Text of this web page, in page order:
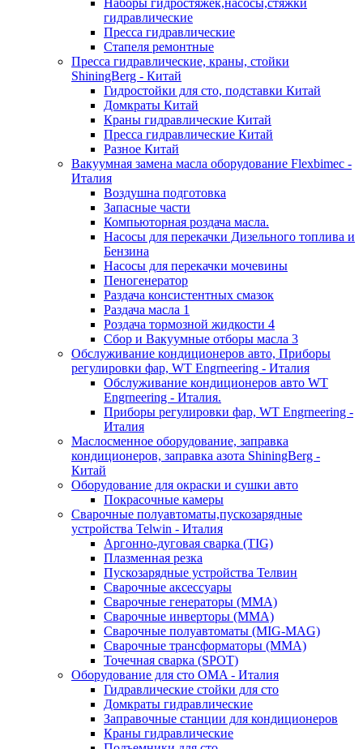
Наборы гидростяжек,насосы,стяжки
гидравлические
Пресса гидравлические
Стапеля ремонтные
Пресса гидравлические, краны, стойки
ShiningBerg - Китай
Гидростойки для сто, подставки Китай
Домкраты Китай
Краны гидравлические Китай
Пресса гидравлические Китай
Разное Китай
Вакуумная замена масла оборудование Flexbimeс -
Италия
Воздушна подготовка
Запасные части
Компьюторная роздача масла.
Насосы для перекачки Дизельного топлива и
Бензина
Насосы для перекачки мочевины
Пеногенератор
Раздача консистентных смазок
Раздача масла 1
Роздача тормозной жидкости 4
Сбор и Вакуумные отборы масла 3
Обслуживание кондиционеров авто, Приборы
регулировки фар, WT Engrneering - Италия
Обслуживание кондиционеров авто WT
Engrneering - Италия.
Приборы регулировки фар, WT Engrneering -
Италия
Маслосменное оборудование, заправка
кондиционеров, заправка азота ShiningBerg -
Китай
Оборудование для окраски и сушки авто
Покрасочные камеры
Сварочные полуавтоматы,пускозарядные
устройства Telwin - Италия
Аргонно-дуговая сварка (TIG)
Плазменная резка
Пускозарядные устройства Телвин
Сварочные аксессуары
Сварочные генераторы (MMA)
Сварочные инверторы (MMA)
Сварочные полуавтоматы (MIG-MAG)
Сварочные трансформаторы (MMA)
Точечная сварка (SPOT)
Оборудование для сто OMA - Италия
Гидравлические стойки для сто
Домкраты гидравлические
Заправочные станции для кондиционеров
Краны гидравлические